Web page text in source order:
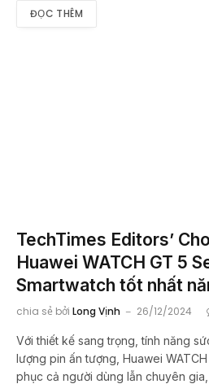
ĐỌC THÊM
TechTimes Editors’
Huawei WATCH GT 5
Smartwatch tốt nhất
chia sẻ bởi Long Vịnh 26/12/2024
Với thiết kế sang trọng, tính năng
lượng pin ấn tượng, Huawei
phục cả người dùng lẫn chuyên